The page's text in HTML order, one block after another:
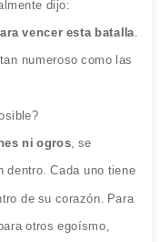
dijo:
vencer esta batalla
numeroso como las
ni ogros , se
dentro. Cada uno tiene
de su corazón. Para
otros egoísmo,